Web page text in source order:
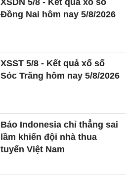
XSDN 5/8 - Kết quả xổ số
Đồng Nai hôm nay 5/8/2026
XSST 5/8 - Kết quả xổ số
Sóc Trăng hôm nay 5/8/2026
Báo Indonesia chỉ thẳng sai
lầm khiến đội nhà thua
tuyển Việt Nam